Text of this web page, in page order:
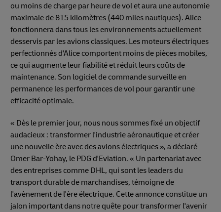
ou moins de charge par heure de vol et aura une autonomie
maximale de 815 kilomètres (440 miles nautiques). Alice
fonctionnera dans tous les environnements actuellement
desservis par les avions classiques. Les moteurs électriques
perfectionnés d'Alice comportent moins de pièces mobiles,
ce qui augmente leur fiabilité et réduit leurs coûts de
maintenance. Son logiciel de commande surveille en
permanence les performances de vol pour garantir une
efficacité optimale.
« Dès le premier jour, nous nous sommes fixé un objectif
audacieux : transformer l'industrie aéronautique et créer
une nouvelle ère avec des avions électriques », a déclaré
Omer Bar-Yohay, le PDG d'Eviation. « Un partenariat avec
des entreprises comme DHL, qui sont les leaders du
transport durable de marchandises, témoigne de
l'avènement de l'ère électrique. Cette annonce constitue un
jalon important dans notre quête pour transformer l'avenir